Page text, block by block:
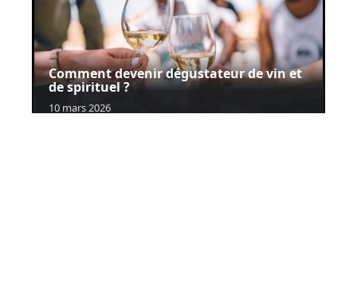
Comment devenir dégustateur de vin et
de spirituel ?
10 mars 2026